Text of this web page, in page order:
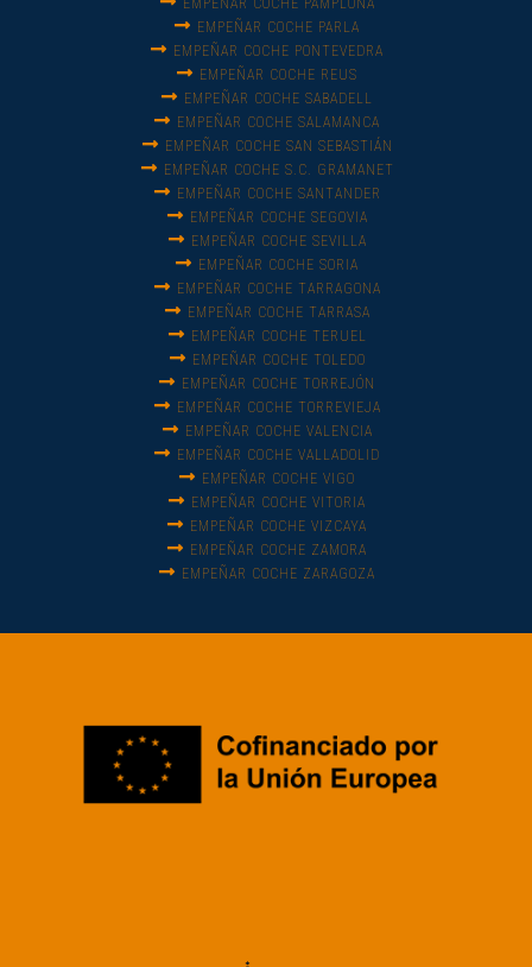
EMPEÑAR COCHE PAMPLONA
EMPEÑAR COCHE PARLA
EMPEÑAR COCHE PONTEVEDRA
EMPEÑAR COCHE REUS
EMPEÑAR COCHE SABADELL
EMPEÑAR COCHE SALAMANCA
EMPEÑAR COCHE SAN SEBASTIÁN
EMPEÑAR COCHE S.C. GRAMANET
EMPEÑAR COCHE SANTANDER
EMPEÑAR COCHE SEGOVIA
EMPEÑAR COCHE SEVILLA
EMPEÑAR COCHE SORIA
EMPEÑAR COCHE TARRAGONA
EMPEÑAR COCHE TARRASA
EMPEÑAR COCHE TERUEL
EMPEÑAR COCHE TOLEDO
EMPEÑAR COCHE TORREJÓN
EMPEÑAR COCHE TORREVIEJA
EMPEÑAR COCHE VALENCIA
EMPEÑAR COCHE VALLADOLID
EMPEÑAR COCHE VIGO
EMPEÑAR COCHE VITORIA
EMPEÑAR COCHE VIZCAYA
EMPEÑAR COCHE ZAMORA
EMPEÑAR COCHE ZARAGOZA